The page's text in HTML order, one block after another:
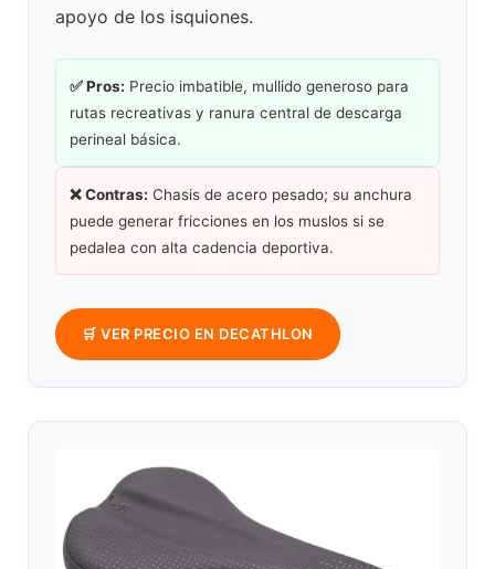
apoyo de los isquiones.
✅ Pros: Precio imbatible, mullido generoso para
rutas recreativas y ranura central de descarga
perineal básica.
❌ Contras: Chasis de acero pesado; su anchura
puede generar fricciones en los muslos si se
pedalea con alta cadencia deportiva.
🛒 VER PRECIO EN DECATHLON